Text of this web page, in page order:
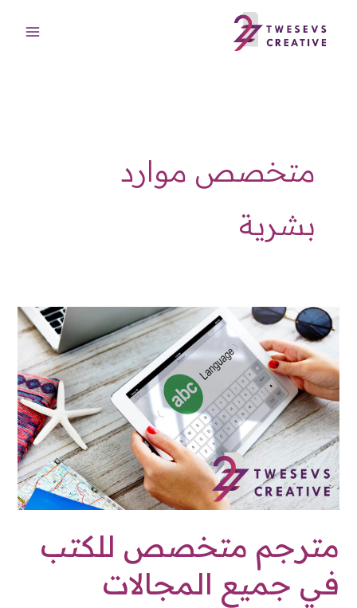
متخصص موارد
بشرية
مترجم متخصص للكتب
في جميع المجالات
مترجم
متخصص
للكتب
في
جميع
المجالات